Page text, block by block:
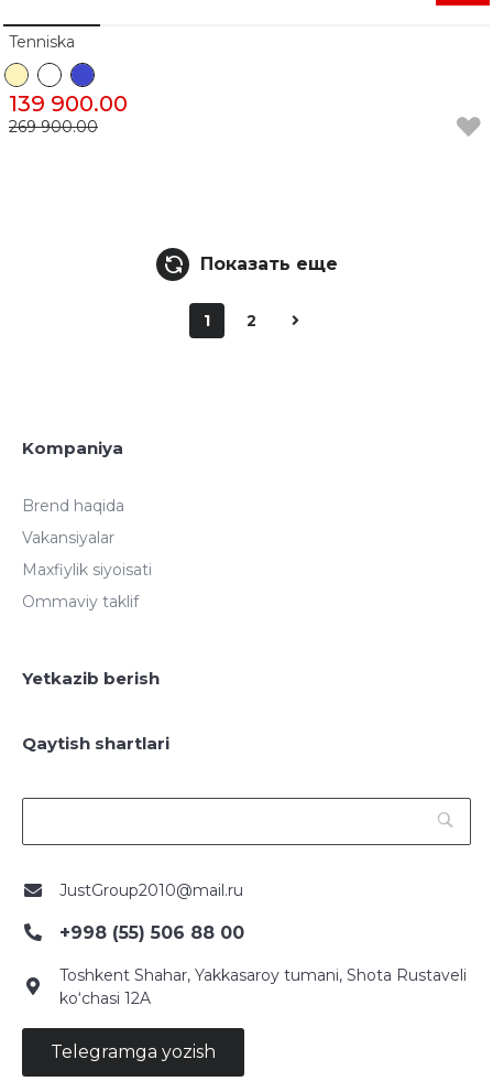
Tenniska
139 900.00
269 900.00
Показать еще
1 2
Kompaniya
Brend haqida
Vakansiyalar
Maxfiylik siyoisati
Ommaviy taklif
Yetkazib berish
Qaytish shartlari
JustGroup2010@mail.ru
+998 (55) 506 88 00
Toshkent Shahar, Yakkasaroy tumani, Shota Rustaveli
ko‘chasi 12A
Telegramga yozish